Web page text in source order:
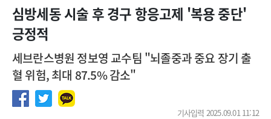
[서울아산병원] 2026년 하반기 인턴 모집
[명지병원] 하반기 전공의(인턴) 모집
심방세동 시술 후 경구 항응고제 '복용 중단'
긍정적
세브란스병원 정보영 교수팀 "뇌졸중과 중요 장기 출
혈 위험, 최대 87.5% 감소"
기사입력 2025.09.01 11:12